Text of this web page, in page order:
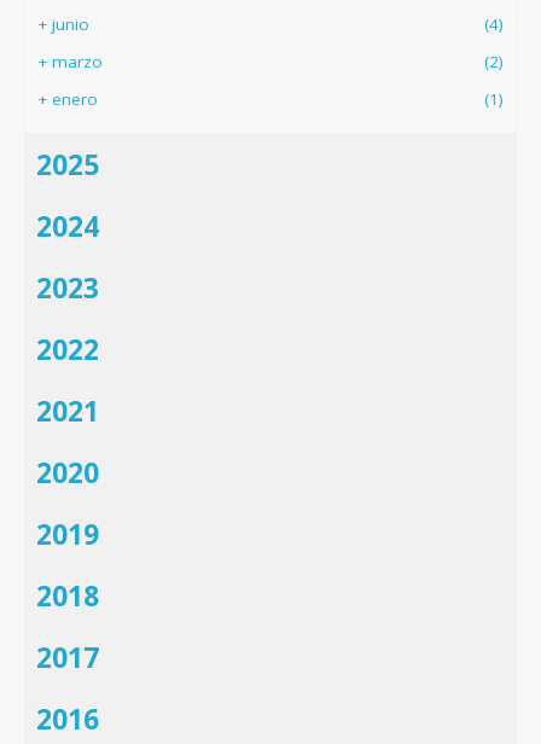
+ junio
(4)
+ marzo
(2)
+ enero (1)
2025
2024
2023
2022
2021
2020
2019
2018
2017
2016